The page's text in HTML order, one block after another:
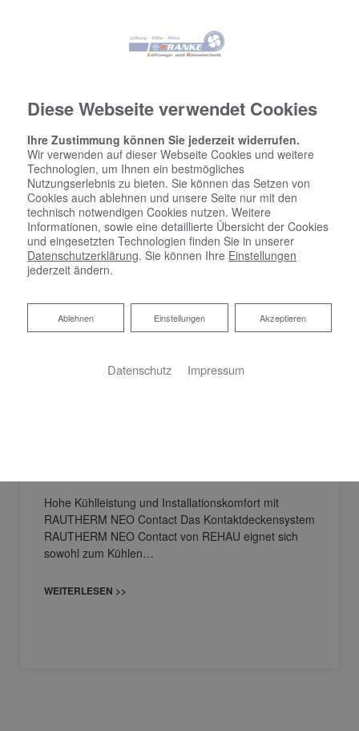
Neuigkeiten
Hohe Kühlleistung und Installationskomfort mit
RAUTHERM NEO Contact Das Kontaktdeckensystem
RAUTHERM NEO Contact von REHAU eignet sich
sowohl zum Kühlen…
WEITERLESEN >>
Diese Webseite verwendet Cookies
Ihre Zustimmung können Sie jederzeit widerrufen.
Wir verwenden auf dieser Webseite Cookies und weitere
Technologien, um Ihnen ein bestmögliches
Nutzungserlebnis zu bieten. Sie können das Setzen von
Cookies auch ablehnen und unsere Seite nur mit den
technisch notwendigen Cookies nutzen. Weitere
Informationen, sowie eine detaillierte Übersicht der Cookies
und eingesetzten Technologien finden Sie in unserer
Datenschutzerklärung. Sie können Ihre Einstellungen
jederzeit ändern.
Akzeptieren
Einstellungen
Ablehnen
Ablehnen
Datenschutz Impressum